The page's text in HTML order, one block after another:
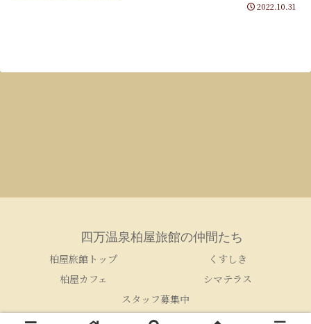
2022.10.31
四万温泉柏屋旅館の仲間たち
柏屋旅館トップ
くすしき
柏屋カフェ
シマテラス
スタッフ募集中